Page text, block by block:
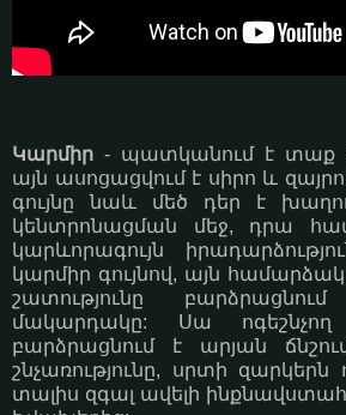
Կարմիր - պատկանում է տաք
այն ասոցացվում է սիրո և
գույնը նաև մեծ դեր է
կենտրոնացման մեջ, դրա
կարևորագույն
կարմիր գույնով, այն համարձակ
շատությունը
մակարդակը: Սա
բարձրացնում է արյան
շնչառությունը, սրտի զարկերն
տալիս զգալ ավելի